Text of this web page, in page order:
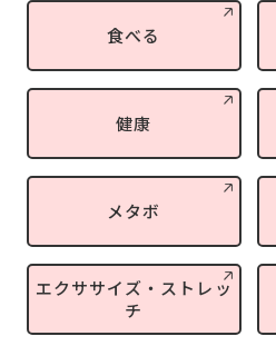
食べる
健康
メタボ
エクササイズ・ストレッ
チ